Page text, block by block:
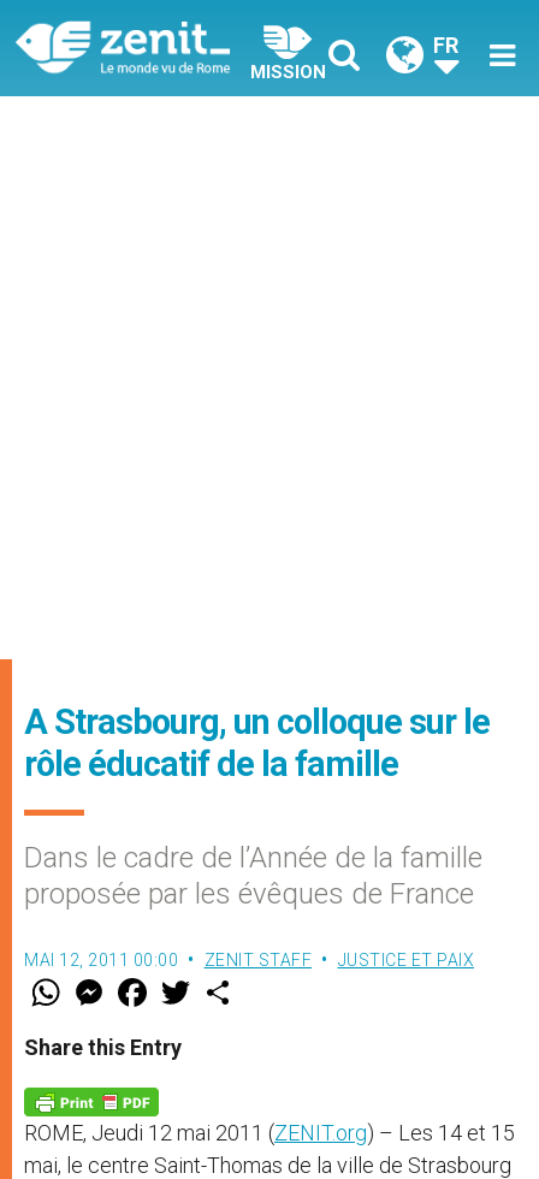
MISSION
FR
A Strasbourg, un colloque sur le
rôle éducatif de la famille
Dans le cadre de l’Année de la famille
proposée par les évêques de France
MAI 12, 2011 00:00 ZENIT STAFF JUSTICE ET PAIX
W
t
s
p
p
M
e
s
e
g
e
r
F
a
e
b
o
k
w
Share this Entry
ROME, Jeudi 12 mai 2011 (ZENIT.org) – Les 14 et 15
mai, le centre Saint-Thomas de la ville de Strasbourg